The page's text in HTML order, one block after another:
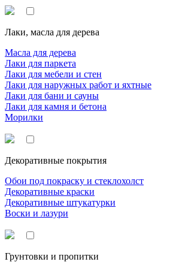
Лаки, масла для дерева
Масла для дерева
Лаки для паркета
Лаки для мебели и стен
Лаки для наружных работ и яхтные
Лаки для бани и сауны
Лаки для камня и бетона
Морилки
Декоративные покрытия
Обои под покраску и стеклохолст
Декоративные краски
Декоративные штукатурки
Воски и лазури
Грунтовки и пропитки